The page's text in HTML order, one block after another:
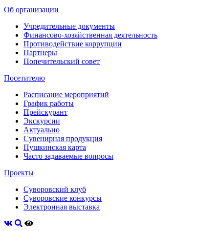
Об организации
Учредительные документы
Финансово-хозяйственная деятельность
Противодействие коррупции
Партнеры
Попечительский совет
Посетителю
Расписание мероприятий
График работы
Прейскурант
Экскурсии
Актуально
Сувенирная продукция
Пушкинская карта
Часто задаваемые вопросы
Проекты
Суворовский клуб
Суворовские конкурсы
Электронная выставка